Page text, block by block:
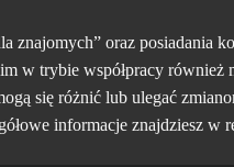
znajomych” oraz
w trybie współpracy również
się różnić lub ulegać
informacje znajdziesz w